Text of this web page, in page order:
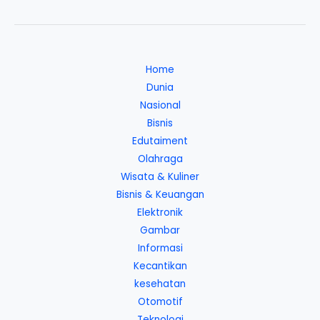
Home
Dunia
Nasional
Bisnis
Edutaiment
Olahraga
Wisata & Kuliner
Bisnis & Keuangan
Elektronik
Gambar
Informasi
Kecantikan
kesehatan
Otomotif